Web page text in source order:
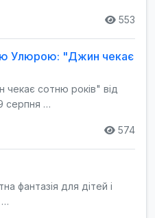
553
Улюрою: "Джин чекає
сотню років" від
серпня …
574
фантазія для дітей і
…